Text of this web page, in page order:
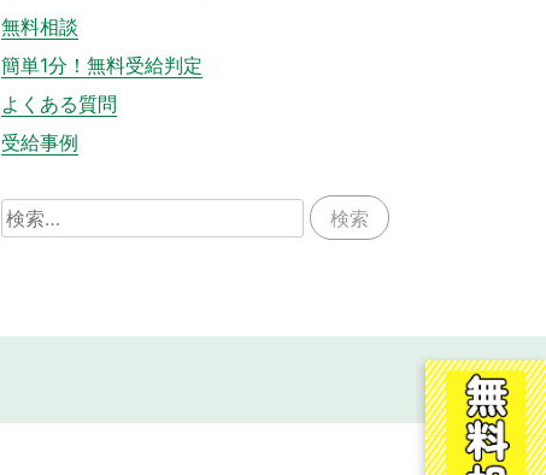
無料相談
簡単1分！無料受給判定
よくある質問
受給事例
検
索: